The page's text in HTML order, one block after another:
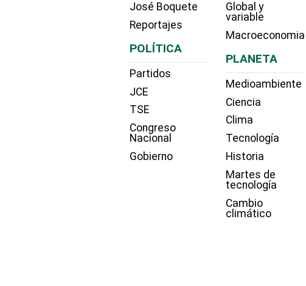
José Boquete
Reportajes
POLÍTICA
Partidos
JCE
TSE
Congreso
Nacional
Gobierno
Global y
variable
Macroeconomia
PLANETA
Medioambiente
Ciencia
Clima
Tecnología
Historia
Martes de
tecnología
Cambio
climático